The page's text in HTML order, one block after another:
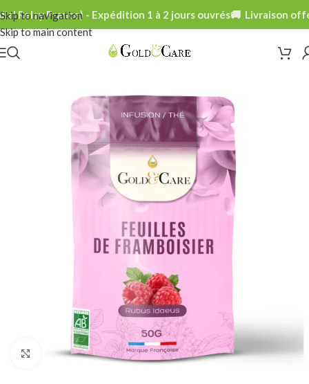
Skip to navigation
Skip to main content
Relay France) - Expédition 1 à 2 jours ouvrés🚚 Livraison
Click to enlarge